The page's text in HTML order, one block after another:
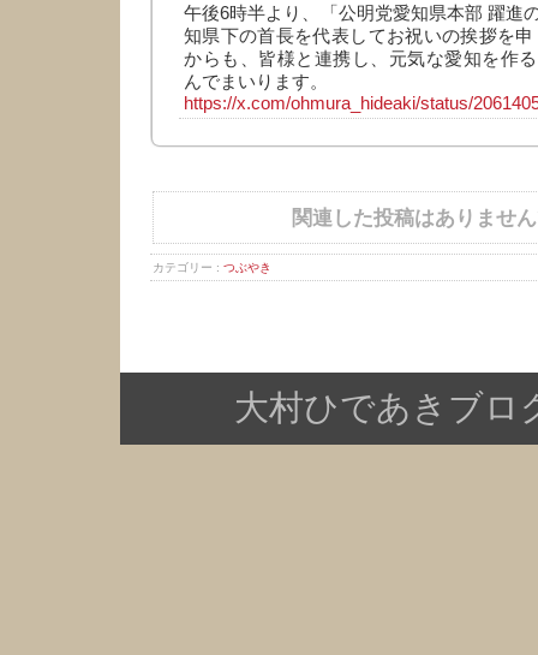
午後6時半より、「公明党愛知県本部 躍進
知県下の首長を代表してお祝いの挨拶を
からも、皆様と連携し、元気な愛知を作
んでまいります。
https://x.com/ohmura_hideaki/status/
関連した投稿はありませ
カテゴリー : つぶやき
大村ひであきブロ